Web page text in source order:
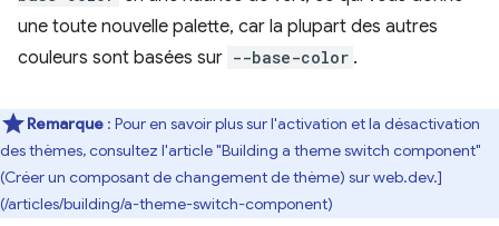
une toute nouvelle palette, car la plupart des autres
couleurs sont basées sur --base-color .
Remarque : Pour en savoir plus sur l'activation et la désactivation
des thèmes, consultez l'article "Building a theme switch component"
(Créer un composant de changement de thème) sur web.dev.]
(/articles/building/a-theme-switch-component)